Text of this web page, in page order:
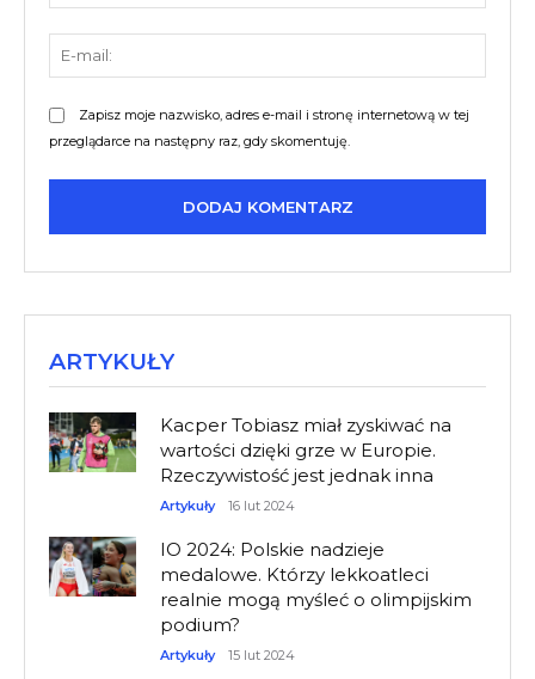
Zapisz moje nazwisko, adres e-mail i stronę internetową w tej
przeglądarce na następny raz, gdy skomentuję.
ARTYKUŁY
Kacper Tobiasz miał zyskiwać na
wartości dzięki grze w Europie.
Rzeczywistość jest jednak inna
Artykuły 16 lut 2024
IO 2024: Polskie nadzieje
medalowe. Którzy lekkoatleci
realnie mogą myśleć o olimpijskim
podium?
Artykuły 15 lut 2024